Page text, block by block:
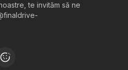
te invităm să ne